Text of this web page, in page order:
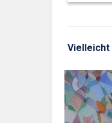
Vielleicht